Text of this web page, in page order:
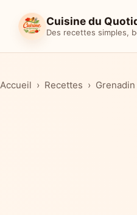
Cuisine du
Des recettes simples,
Accueil Recettes